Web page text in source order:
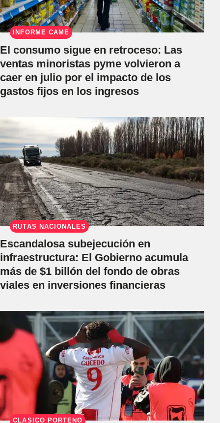
INFORME CAME
El consumo sigue en retroceso: Las
ventas minoristas pyme volvieron a
caer en julio por el impacto de los
gastos fijos en los ingresos
RUTAS NACIONALES
Escandalosa subejecución en
infraestructura: El Gobierno acumula
más de $1 billón del fondo de obras
viales en inversiones financieras
CLÁSICO PORTEÑO